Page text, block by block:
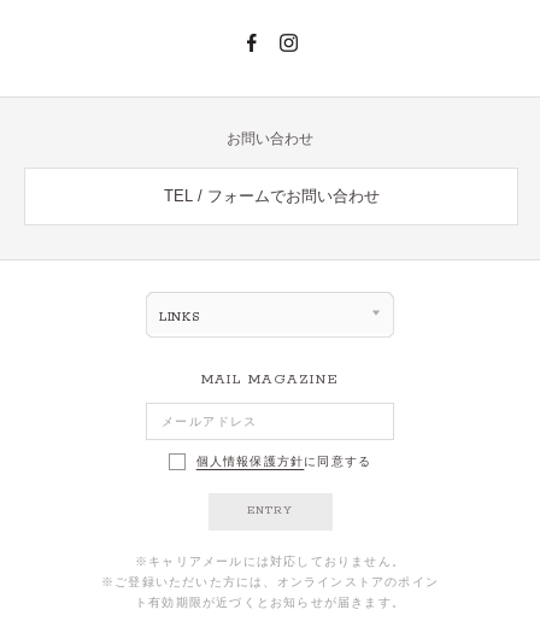
お問い合わせ
TEL / フォームでお問い合わせ
LINKS
MAIL MAGAZINE
個人情報保護方針に同意する
ENTRY
※キャリアメールには対応しておりません。
※ご登録いただいた方には、オンラインストアのポイン
ト有効期限が近づくとお知らせが届きます。